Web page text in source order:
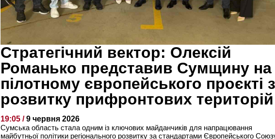
Стратегічний вектор: Олексій
Романько представив Сумщину на
пілотному європейського проєкті з
розвитку прифронтових територій
19:05 /9 червня 2026
Сумська область стала одним із ключових майданчиків для напрацювання
майбутньої політики регіонального розвитку за стандартами Європейського